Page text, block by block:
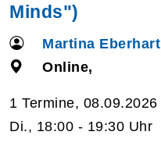
Minds")
Martina Eberhart
Online,
1 Termine, 08.09.2026
Di., 18:00 - 19:30 Uhr